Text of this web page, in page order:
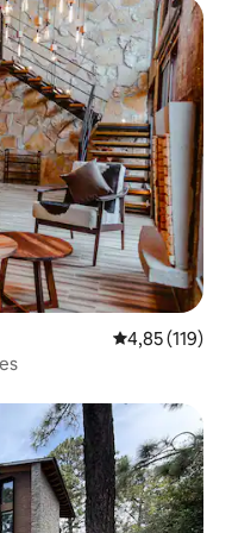
4,85 de uma
4,85 (119)